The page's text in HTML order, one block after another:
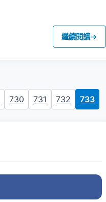
繼續閱讀→
730 731 732 733